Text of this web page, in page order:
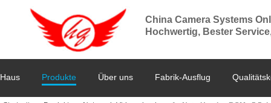
China Camera Systems
Hochwertig, Bester
Haus Produkte Über uns Fabrik-Ausflug